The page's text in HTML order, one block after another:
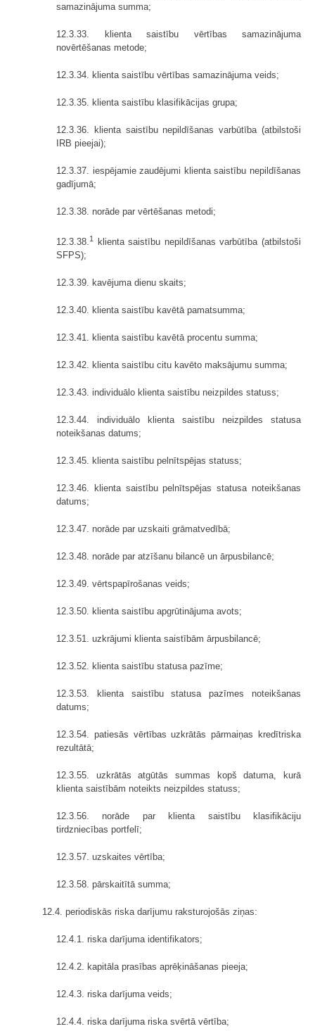
samazinājuma summa;
12.3.33. klienta saistību vērtības samazinājuma
novērtēšanas metode;
12.3.34. klienta saistību vērtības samazinājuma veids;
12.3.35. klienta saistību klasifikācijas grupa;
12.3.36. klienta saistību nepildīšanas varbūtība (atbilstoši
IRB pieejai);
12.3.37. iespējamie zaudējumi klienta saistību nepildīšanas
gadījumā;
12.3.38. norāde par vērtēšanas metodi;
12.3.38.1
klienta saistību nepildīšanas varbūtība (atbilstoši
SFPS);
12.3.39. kavējuma dienu skaits;
12.3.40. klienta saistību kavētā pamatsumma;
12.3.41. klienta saistību kavētā procentu summa;
12.3.42. klienta saistību citu kavēto maksājumu summa;
12.3.43. individuālo klienta saistību neizpildes statuss;
12.3.44. individuālo klienta saistību neizpildes statusa
noteikšanas datums;
12.3.45. klienta saistību pelnītspējas statuss;
12.3.46. klienta saistību pelnītspējas statusa noteikšanas
datums;
12.3.47. norāde par uzskaiti grāmatvedībā;
12.3.48. norāde par atzīšanu bilancē un ārpusbilancē;
12.3.49. vērtspapīrošanas veids;
12.3.50. klienta saistību apgrūtinājuma avots;
12.3.51. uzkrājumi klienta saistībām ārpusbilancē;
12.3.52. klienta saistību statusa pazīme;
12.3.53. klienta saistību statusa pazīmes noteikšanas
datums;
12.3.54. patiesās vērtības uzkrātās pārmaiņas kredītriska
rezultātā;
12.3.55. uzkrātās atgūtās summas kopš datuma, kurā
klienta saistībām noteikts neizpildes statuss;
12.3.56. norāde par klienta saistību klasifikāciju
tirdzniecības portfelī;
12.3.57. uzskaites vērtība;
12.3.58. pārskaitītā summa;
12.4. periodiskās riska darījumu raksturojošās ziņas:
12.4.1. riska darījuma identifikators;
12.4.2. kapitāla prasības aprēķināšanas pieeja;
12.4.3. riska darījuma veids;
12.4.4. riska darījuma riska svērtā vērtība;